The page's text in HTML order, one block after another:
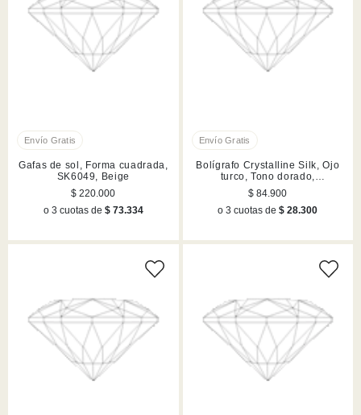
Gafas de sol, Forma cuadrada,
SK6049, Beige
$ 220.000
o 3 cuotas de $ 73.334
Bolígrafo Crystalline Silk, Ojo
turco, Tono dorado,
Combinación de acabados
metálicos
$ 84.900
o 3 cuotas de$ 28.300